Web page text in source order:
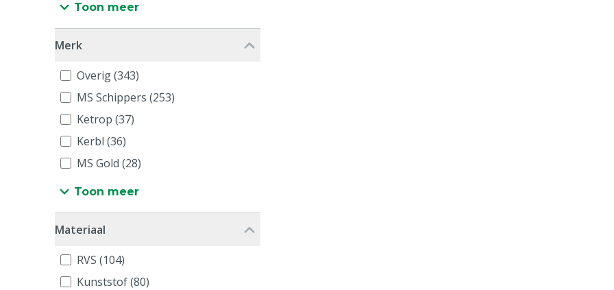
Toon meer
Merk
Overig (343)
MS Schippers (253)
Ketrop (37)
Kerbl (36)
MS Gold (28)
Toon meer
Materiaal
RVS (104)
Kunststof (80)